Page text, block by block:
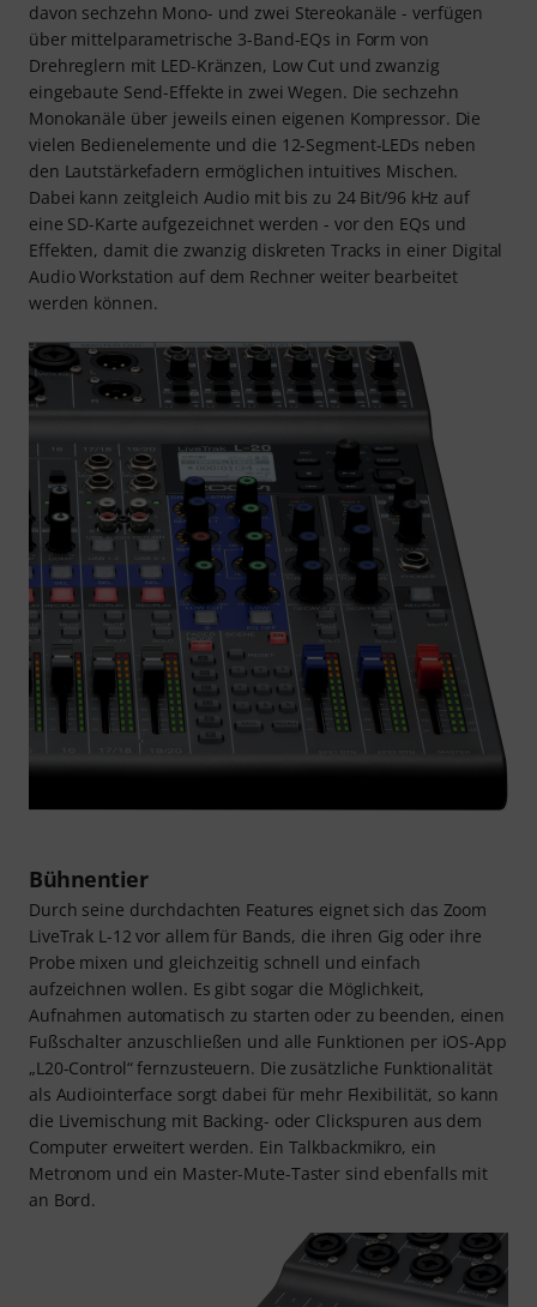
davon sechzehn Mono- und zwei Stereokanäle - verfügen
über mittelparametrische 3-Band-EQs in Form von
Drehreglern mit LED-Kränzen, Low Cut und zwanzig
eingebaute Send-Effekte in zwei Wegen. Die sechzehn
Monokanäle über jeweils einen eigenen Kompressor. Die
vielen Bedienelemente und die 12-Segment-LEDs neben
den Lautstärkefadern ermöglichen intuitives Mischen.
Dabei kann zeitgleich Audio mit bis zu 24 Bit/96 kHz auf
eine SD-Karte aufgezeichnet werden - vor den EQs und
Effekten, damit die zwanzig diskreten Tracks in einer Digital
Audio Workstation auf dem Rechner weiter bearbeitet
werden können.
Bühnentier
Durch seine durchdachten Features eignet sich das Zoom
LiveTrak L-12 vor allem für Bands, die ihren Gig oder ihre
Probe mixen und gleichzeitig schnell und einfach
aufzeichnen wollen. Es gibt sogar die Möglichkeit,
Aufnahmen automatisch zu starten oder zu beenden, einen
Fußschalter anzuschließen und alle Funktionen per iOS-App
„L20-Control“ fernzusteuern. Die zusätzliche Funktionalität
als Audiointerface sorgt dabei für mehr Flexibilität, so kann
die Livemischung mit Backing- oder Clickspuren aus dem
Computer erweitert werden. Ein Talkbackmikro, ein
Metronom und ein Master-Mute-Taster sind ebenfalls mit
an Bord.